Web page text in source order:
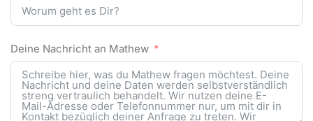
Deine Nachricht an Mathew